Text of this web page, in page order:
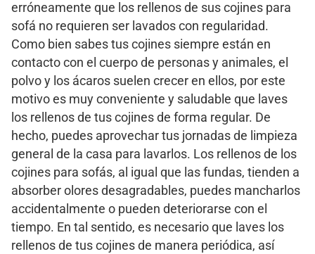
erróneamente que los rellenos de sus cojines para
sofá no requieren ser lavados con regularidad.
Como bien sabes tus cojines siempre están en
contacto con el cuerpo de personas y animales, el
polvo y los ácaros suelen crecer en ellos, por este
motivo es muy conveniente y saludable que laves
los rellenos de tus cojines de forma regular. De
hecho, puedes aprovechar tus jornadas de limpieza
general de la casa para lavarlos. Los rellenos de los
cojines para sofás, al igual que las fundas, tienden a
absorber olores desagradables, puedes mancharlos
accidentalmente o pueden deteriorarse con el
tiempo. En tal sentido, es necesario que laves los
rellenos de tus cojines de manera periódica, así